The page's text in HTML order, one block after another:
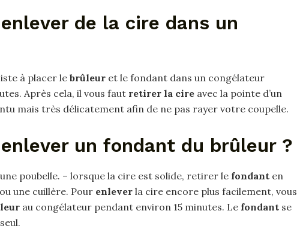
de la cire dans un
à placer le brûleur et le fondant dans un congélateur
Après cela, il vous faut retirer la cire avec la pointe d’un
mais très délicatement afin de ne pas rayer votre coupelle.
un fondant du brûleur ?
poubelle. – lorsque la cire est solide, retirer le fondant en
une cuillère. Pour enlever la cire encore plus facilement, vous
au congélateur pendant environ 15 minutes. Le fondant se